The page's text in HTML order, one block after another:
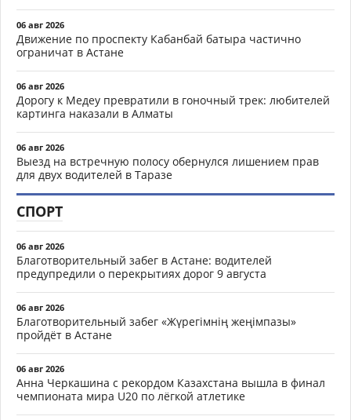
06 авг 2026
Движение по проспекту Кабанбай батыра частично
ограничат в Астане
06 авг 2026
Дорогу к Медеу превратили в гоночный трек: любителей
картинга наказали в Алматы
06 авг 2026
Выезд на встречную полосу обернулся лишением прав
для двух водителей в Таразе
СПОРТ
06 авг 2026
Благотворительный забег в Астане: водителей
предупредили о перекрытиях дорог 9 августа
06 авг 2026
Благотворительный забег «Жүрегімнің жеңімпазы»
пройдёт в Астане
06 авг 2026
Анна Черкашина с рекордом Казахстана вышла в финал
чемпионата мира U20 по лёгкой атлетике